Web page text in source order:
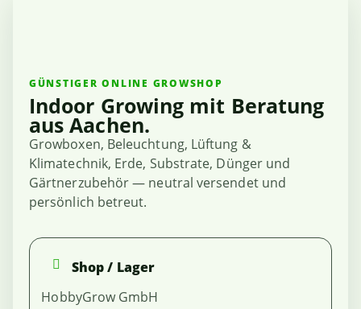
GÜNSTIGER ONLINE GROWSHOP
Indoor Growing mit Beratung
aus Aachen.
Growboxen, Beleuchtung, Lüftung &
Klimatechnik, Erde, Substrate, Dünger und
Gärtnerzubehör — neutral versendet und
persönlich betreut.
Shop / Lager
HobbyGrow GmbH